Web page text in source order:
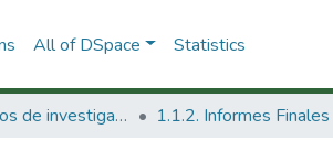
All of DSpace Statistics
1.1 Productos de investigación 1.1.2. Informes Finales